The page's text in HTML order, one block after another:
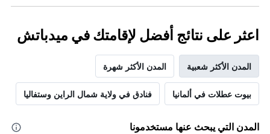
اعثر على نتائج أفضل لإقامتك في ميدباتش
المدن الأكثر شعبية المدن الأكثر شهرة
بيوت عطلات في ألمانيا فنادق في ولاية شمال الراين وستفاليا
المدن التي يبحث عنها مستخدمونا